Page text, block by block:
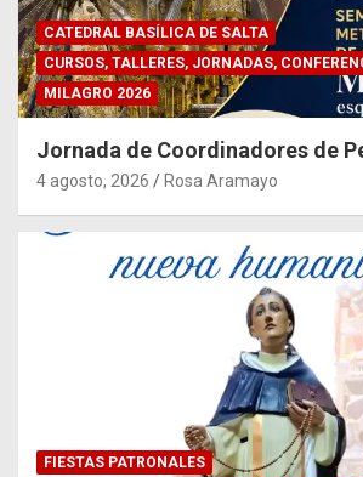
CATEDRAL BASÍLICA DE SALTA
CURSOS, TALLERES, JORNADAS,
MILAGRO 2026
Jornada de Coordinadores de
4 agosto, 2026 Rosa Aramayo
FIESTAS PATRONALES